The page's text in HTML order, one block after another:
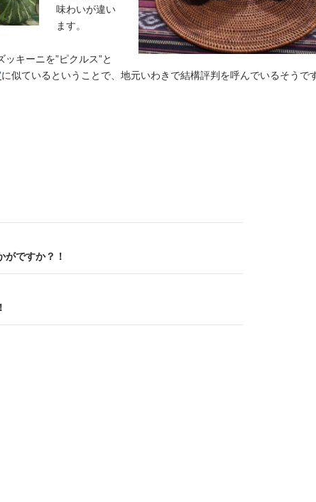
味わいが違い
ます。
キーニを”ピクルス”と
に似ているということで、地元いわきで結構評判を呼んでいるそうです
がですか？！